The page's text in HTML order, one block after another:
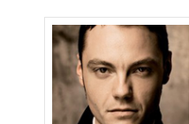
abbastanza
gay”